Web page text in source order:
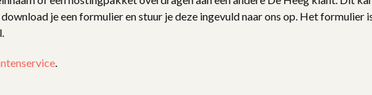
je een formulier en stuur je deze ingevuld naar ons op. Het formulier
.